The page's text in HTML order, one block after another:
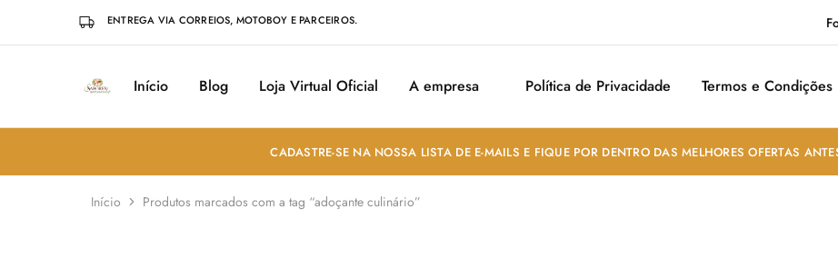
ENTREGA VIA CORREIOS, MOTOBOY E PARCEIROS.
Sabores
Sua
Temperos
em
João
Pessoa
Início Blog Loja Virtual Oficial A empresa Política de Privacidade Termos e Condições
CADASTRE-SE NA NOSSA LISTA DE E-MAILS E FIQUE POR DENTRO DAS MELHORES OFERTAS
Início Produtos marcados com a tag “adoçante culinário”